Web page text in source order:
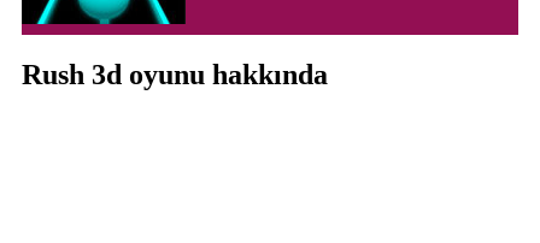
Rush 3d oyunu hakkında